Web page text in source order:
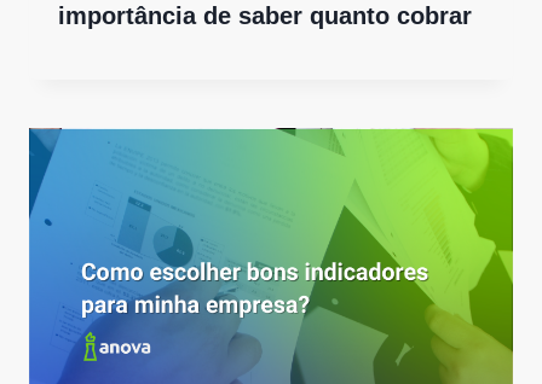
importância de saber quanto cobrar